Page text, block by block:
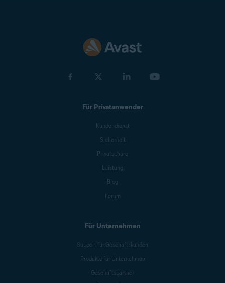
Für Privatanwender
Kundendienst
Sicherheit
Privatsphäre
Leistung
Blog
Forum
Für Unternehmen
Support für Geschäftskunden
Produkte für Unternehmen
Geschäftspartner